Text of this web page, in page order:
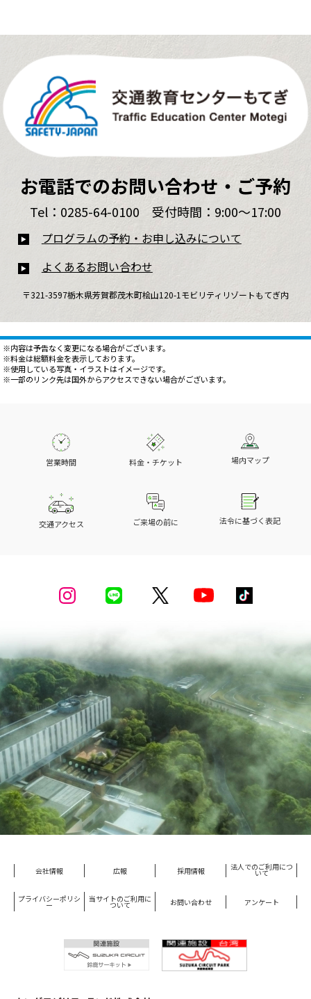
お電話でのお問い合わせ・ご予約
Tel：0285-64-0100 受付時間：9:00～17:00
プログラムの予約・お申し込みについて
よくあるお問い合わせ
〒321-3597栃木県芳賀郡茂木町桧山120-1モビリティリゾートもてぎ内
※内容は予告なく変更になる場合がございます。
※料金は総額料金を表示しております。
※使用している写真・イラストはイメージです。
※一部のリンク先は国外からアクセスできない場合がございます。
営業時間 料金・チケット 場内マップ
交通アクセス ご来場の前に 法令に基づく表記
会社情報 広報 採用情報 法人でのご利用につ
いて
プライバシーポリシ
ー
当サイトのご利用に
ついて お問い合わせ アンケート